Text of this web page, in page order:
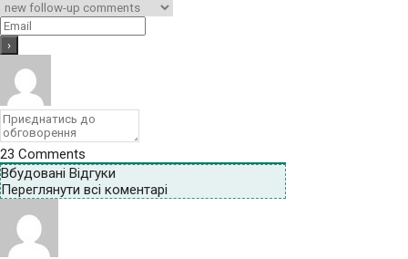
23 Comments
Вбудовані Відгуки
Переглянути всі коментарі